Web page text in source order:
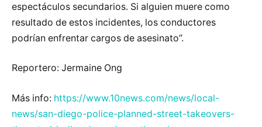
espectáculos secundarios. Si alguien muere como
resultado de estos incidentes, los conductores
podrían enfrentar cargos de asesinato”.
Reportero: Jermaine Ong
Más info: https://www.10news.com/news/local-
news/san-diego-police-planned-street-takeovers-